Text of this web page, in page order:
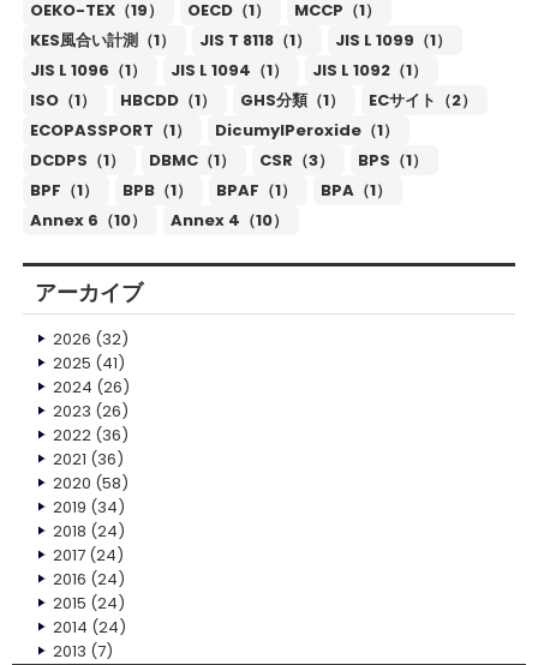
OEKO-TEX（19）
OECD（1）
MCCP（1）
KES風合い計測（1）
JIS T 8118（1）
JIS L 1099（1）
JIS L 1096（1）
JIS L 1094（1）
JIS L 1092（1）
ISO（1）
HBCDD（1） GHS分類（1）
ECサイト（2）
ECOPASSPORT（1）
DicumylPeroxide（1）
DCDPS（1）
DBMC（1） CSR（3）
BPS（1）
BPF（1）
BPB（1） BPAF（1）
BPA（1）
Annex 6（10）
Annex 4（10）
アーカイブ
2026 (32)
2025 (41)
2024 (26)
2023 (26)
2022(36)
2021 (36)
2020 (58)
2019 (34)
2018 (24)
2017(24)
2016 (24)
2015 (24)
2014 (24)
2013 (7)